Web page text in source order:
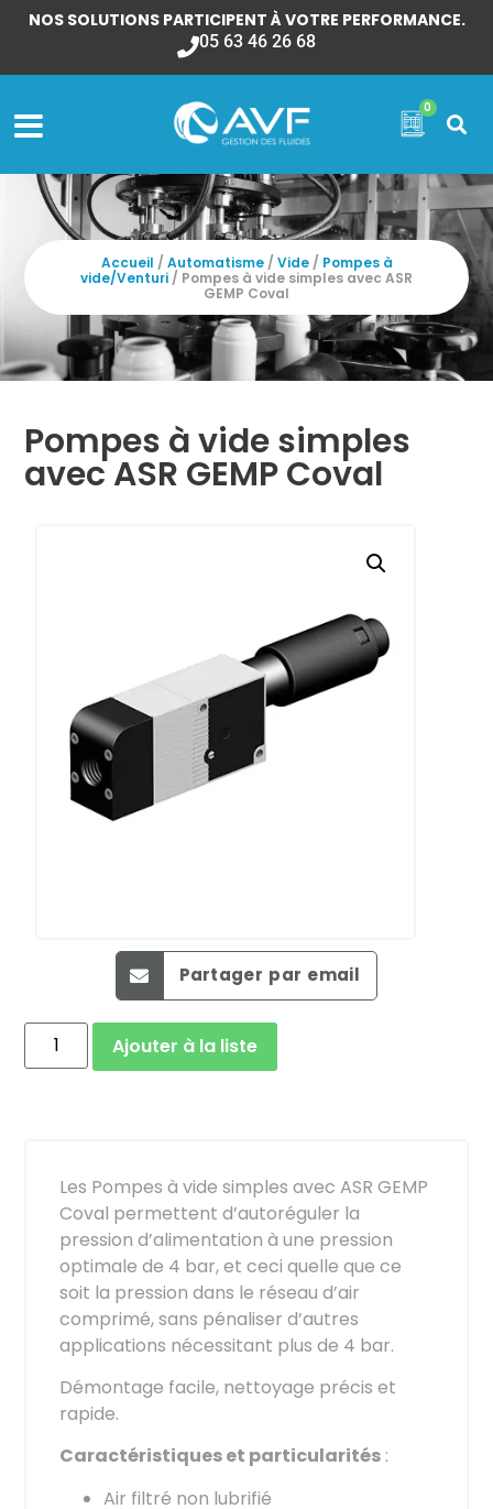
NOS SOLUTIONS PARTICIPENT À VOTRE PERFORMANCE.
05 63 46 26 68
0
Accueil / Automatisme/ Vide/ Pompes à
vide/Venturi / Pompes à vide simples avec ASR
GEMP Coval
Pompes à vide simples
avec ASR GEMP Coval
Partager par email
Ajouter à la liste
Les Pompes à vide simples avec ASR GEMP
Coval permettent d’autoréguler la
pression d’alimentation à une pression
optimale de 4 bar, et ceci quelle que ce
soit la pression dans le réseau d’air
comprimé, sans pénaliser d’autres
applications nécessitant plus de 4 bar.
Démontage facile, nettoyage précis et
rapide.
Caractéristiques et particularités :
Air filtré non lubrifié